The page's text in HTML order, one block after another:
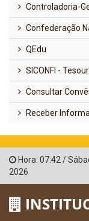
Controladoria-
Confederação
QEdu
SICONFI -
Consultar
Receber
Hora: 07:42 /
2026